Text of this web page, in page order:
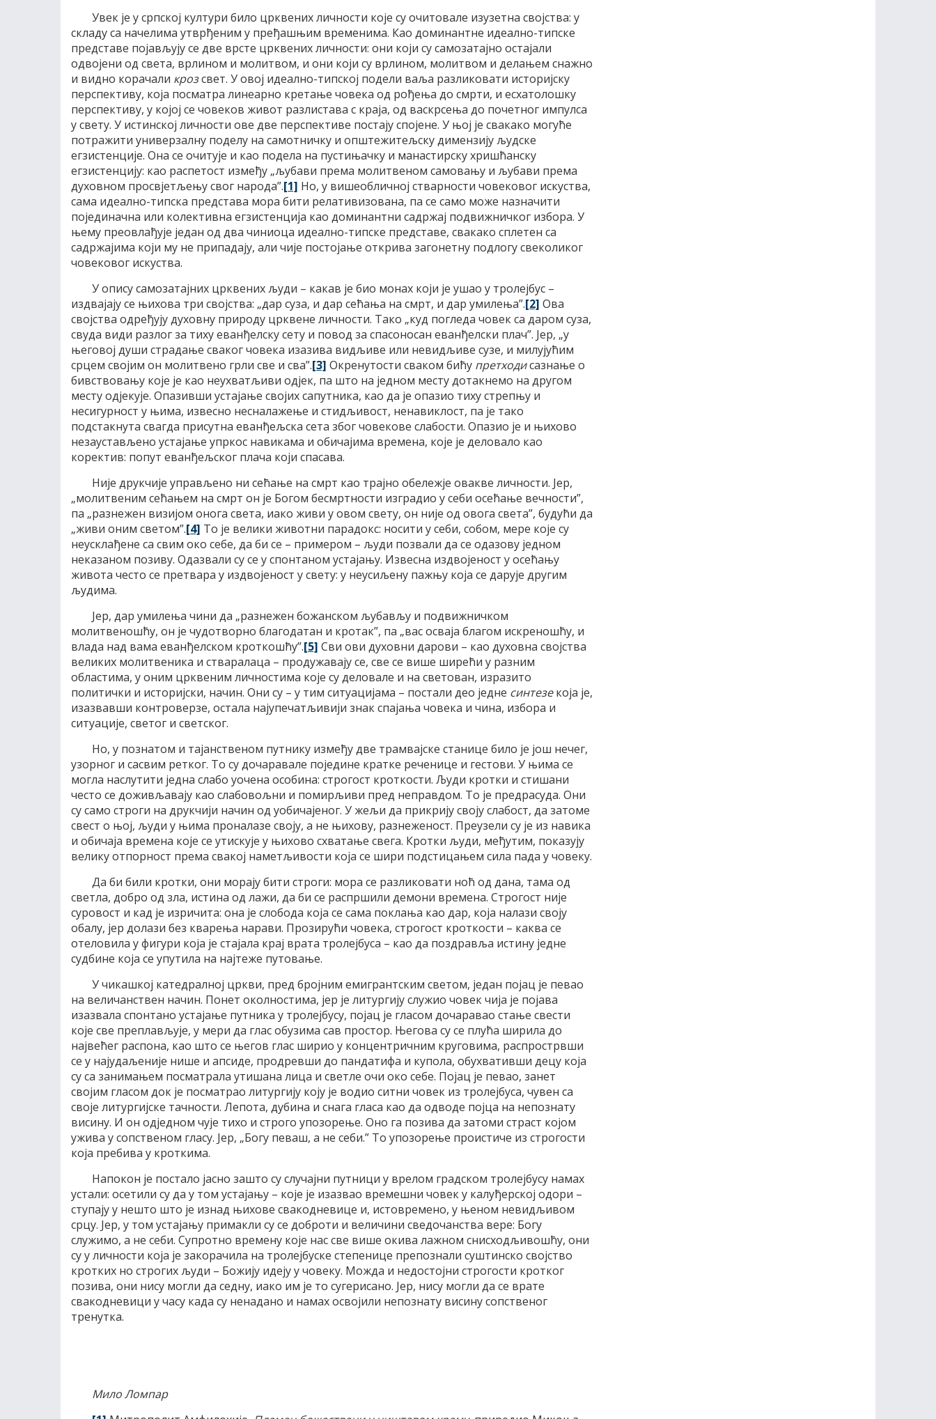
Увек је у српској култури било црквених личности које су очитовале изузетна својства: у
складу са начелима утврђеним у пређашњим временима. Као доминантне идеално-типске
представе појављују се две врсте црквених личности: они који су самозатајно остајали
одвојени од света, врлином и молитвом, и они који су врлином, молитвом и делањем снажно
и видно корачали крозсвет. У овој идеално-типској подели ваља разликовати историјску
перспективу, која посматра линеарно кретање човека од рођења до смрти, и есхатолошку
перспективу, у којој се човеков живот разлистава с краја, од васкрсења до почетног импулса
у свету. У истинској личности ове две перспективе постају спојене. У њој је свакако могуће
потражити универзалну поделу на самотничку и општежитељску димензију људске
егзистенције. Она се очитује и као подела на пустињачку и манастирску хришћанску
егзистенцију: као распетост између „љубави према молитвеном самовању и љубави према
духовном просвјетљењу свог народа”.[1] Но, у вишеобличној стварности човековог искуства,
сама идеално-типска представа мора бити релативизована, па се само може назначити
појединачна или колективна егзистенција као доминантни садржај подвижничког избора. У
њему преовлађује један од два чиниоца идеално-типске представе, свакако сплетен са
садржајима који му не припадају, али чије постојање открива загонетну подлогу свеколиког
човековог искуства.
У опису самозатајних црквених људи – какав је био монах који је ушао у тролејбус –
издвајају се њихова три својства: „дар суза, и дар сећања на смрт, и дар умилења”.[2] Ова
својства одређују духовну природу црквене личности. Тако „куд погледа човек са даром суза,
свуда види разлог за тиху еванђелску сету и повод за спасоносан еванђелски плач”. Јер, „у
његовој души страдање сваког човека изазива видљиве или невидљиве сузе, и милујућим
срцем својим он молитвено грли све и сва”.[3] Окренутости сваком бићу претходисазнање о
бивствовању које је као неухватљиви одјек, па што на једном месту дотакнемо на другом
месту одјекује. Опазивши устајање својих сапутника, као да је опазио тиху стрепњу и
несигурност у њима, извесно несналажење и стидљивост, ненавиклост, па је тако
подстакнута свагда присутна еванђељска сета због човекове слабости. Опазио је и њихово
незаустављено устајање упркос навикама и обичајима времена, које је деловало као
коректив: попут еванђељског плача који спасава.
Није друкчије управљено ни сећање на смрт као трајно обележје овакве личности. Јер,
„молитвеним сећањем на смрт он је Богом бесмртности изградио у себи осећање вечности”,
па „разнежен визијом онога света, иако живи у овом свету, он није од овога света”, будући да
„живи оним светом”.[4] То је велики животни парадокс: носити у себи, собом, мере које су
неусклађене са свим око себе, да би се – примером – људи позвали да се одазову једном
неказаном позиву. Одазвали су се у спонтаном устајању. Извесна издвојеност у осећању
живота често се претвара у издвојеност у свету: у неусиљену пажњу која се дарује другим
људима.
Јер, дар умилења чини да „разнежен божанском љубављу и подвижничком
молитвеношћу, он је чудотворно благодатан и кротак”, па „вас осваја благом искреношћу, и
влада над вама еванђелском кроткошћу”.[5] Сви ови духовни дарови – као духовна својства
великих молитвеника и стваралаца – продужавају се, све се више ширећи у разним
областима, у оним црквеним личностима које су деловале и на светован, изразито
политички и историјски, начин. Они су – у тим ситуацијама – постали део једне синтезекоја је,
изазвавши контроверзе, остала најупечатљивији знак спајања човека и чина, избора и
ситуације, светог и светског.
Но, у познатом и тајанственом путнику између две трамвајске станице било је још нечег,
узорног и сасвим ретког. То су дочаравале поједине кратке реченице и гестови. У њима се
могла наслутити једна слабо уочена особина: строгост кроткости. Људи кротки и стишани
често се доживљавају као слабовољни и помирљиви пред неправдом. То је предрасуда. Они
су само строги на друкчији начин од уобичајеног. У жељи да прикрију своју слабост, да затоме
свест о њој, људи у њима проналазе своју, а не њихову, разнеженост. Преузели су је из навика
и обичаја времена које се утискује у њихово схватање свега. Кротки људи, међутим, показују
велику отпорност према свакој наметљивости која се шири подстицањем сила пада у човеку.
Да би били кротки, они морају бити строги: мора се разликовати ноћ од дана, тама од
светла, добро од зла, истина од лажи, да би се распршили демони времена. Строгост није
суровост и кад је изричита: она је слобода која се сама поклања као дар, која налази своју
обалу, јер долази без кварења нарави. Прозирући човека, строгост кроткости – каква се
отеловила у фигури која је стајала крај врата тролејбуса – као да поздравља истину једне
судбине која се упутила на најтеже путовање.
У чикашкој катедралној цркви, пред бројним емигрантским светом, један појац је певао
на величанствен начин. Понет околностима, јер је литургију служио човек чија је појава
изазвала спонтано устајање путника у тролејбусу, појац је гласом дочаравао стање свести
које све преплављује, у мери да глас обузима сав простор. Његова су се плућа ширила до
највећег распона, као што се његов глас ширио у концентричним круговима, распрострвши
се у најудаљеније нише и апсиде, продревши до пандатифа и купола, обухвативши децу која
су са занимањем посматрала утишана лица и светле очи око себе. Појац је певао, занет
својим гласом док је посматрао литургију коју је водио ситни човек из тролејбуса, чувен са
своје литургијске тачности. Лепота, дубина и снага гласа као да одводе појца на непознату
висину. И он одједном чује тихо и строго упозорење. Оно га позива да затоми страст којом
ужива у сопственом гласу. Јер, „Богу певаш, а не себи.” То упозорење проистиче из строгости
која пребива у кроткима.
Напокон је постало јасно зашто су случајни путници у врелом градском тролејбусу намах
устали: осетили су да у том устајању – које је изазвао времешни човек у калуђерској одори –
ступају у нешто што је изнад њихове свакодневице и, истовремено, у њеном невидљивом
срцу. Јер, у том устајању примакли су се доброти и величини сведочанства вере: Богу
служимо, а не себи. Супротно времену које нас све више окива лажном снисходљивошћу, они
су у личности која је закорачила на тролејбуске степенице препознали суштинско својство
кротких но строгих људи – Божију идеју у човеку. Можда и недостојни строгости кротког
позива, они нису могли да седну, иако им је то сугерисано. Јер, нису могли да се врате
свакодневици у часу када су ненадано и намах освојили непознату висину сопственог
тренутка.
Мило Ломпар